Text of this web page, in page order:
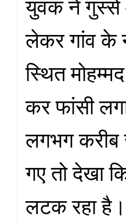
युवक ने गुस्से
लेकर गांव के
स्थित
कर फांसी
लगभग
गए तो देखा
लटक रहा